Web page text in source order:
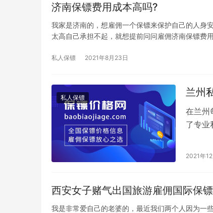
济南保镖费用成本高吗?
我家是济南的，想雇佣一个保镖来保护自己的人身
太高自己承担不起，就想提前问问雇佣济南保镖费
私人保镖 2021年8月23日
私人保镖 兰州
在兰州
了专业
2021年
西安女子赌气出国旅游雇佣国际保
我是非常爱自己的老婆的，最近我们两个人因为一